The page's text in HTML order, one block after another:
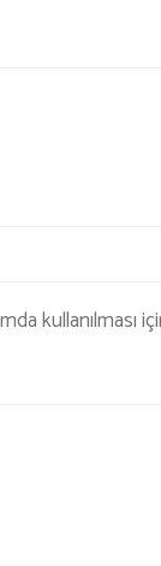
kullanılması